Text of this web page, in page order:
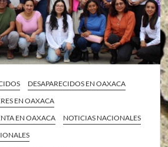
DESAPARECIDOS EN OAXACA
EN OAXACA
EN OAXACA
NOTICIAS NACIONALES